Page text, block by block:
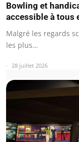
Bowling et
accessible à tous
Malgré les regards
les plus…
28 juillet 2026